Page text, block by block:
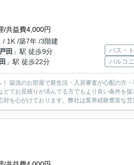
/共益費4,000円
/ 1K /築7年 /3階建
田 」駅 徒歩9分
」駅 徒歩22分
バス・
バルコ
築浅のお部屋で新生活・入居審査が心配の方
でお見積りが済んでる方でもより良い条件を
せた接客応対を心がけております。弊社は業界経験豊富